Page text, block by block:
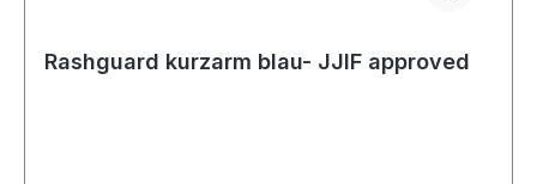
Rashguard kurzarm blau- JJIF approved